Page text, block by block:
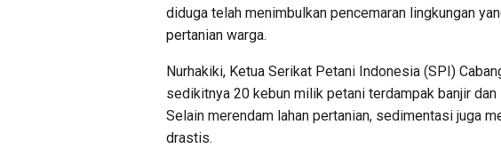
diduga telah menimbulkan pencemaran lingkungan
pertanian warga.
Nurhakiki, Ketua Serikat Petani Indonesia (SPI)
sedikitnya 20 kebun milik petani terdampak banjir
Selain merendam lahan pertanian, sedimentasi juga
drastis.